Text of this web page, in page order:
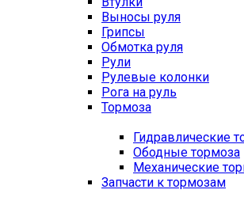
Выносы руля
Грипсы
Обмотка руля
Рули
Рулевые колонки
Рога на руль
Тормоза
Гидравлические
Ободные тормоза
Механические
Запчасти к тормозам